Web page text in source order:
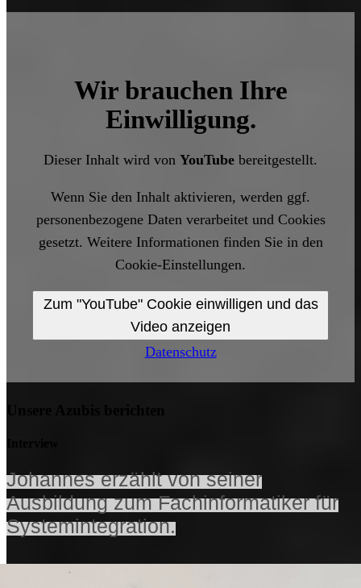
Wir brauchen Ihre
Einwilligung.
Dieser Inhalt wird von YouTube bereitgestellt.
Wenn Sie den Inhalt aktivieren, werden ggf.
personenbezogene Daten verarbeitet und Cookies
gesetzt. Weitere Informationen finden Sie in den
Cookie-Einstellungen.
Zum "YouTube" Cookie einwilligen und das
Video anzeigen
Datenschutz
Johannes erzählt von seiner
Ausbildung zum Fachinformatiker für
Systemintegration.